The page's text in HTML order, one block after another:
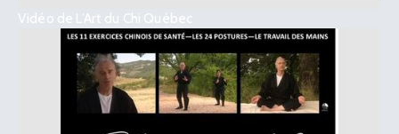
Vidéo de L’Art du Chi Québec